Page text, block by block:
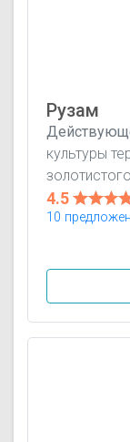
Рузам
культуры
4.5
10